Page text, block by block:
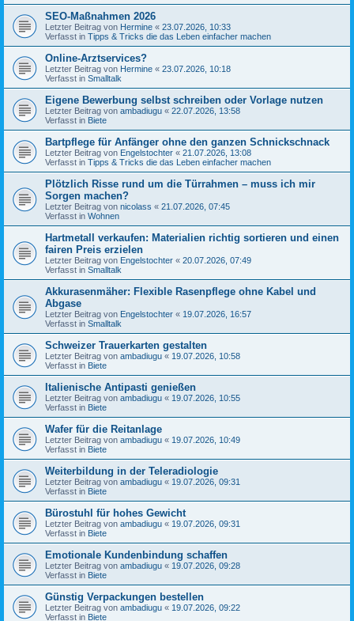
SEO-Maßnahmen 2026
Letzter Beitrag von Hermine « 23.07.2026, 10:33
Verfasst in Tipps & Tricks die das Leben einfacher machen
Online-Arztservices?
Letzter Beitrag von Hermine « 23.07.2026, 10:18
Verfasst in Smalltalk
Eigene Bewerbung selbst schreiben oder Vorlage nutzen
Letzter Beitrag von ambadiugu « 22.07.2026, 13:58
Verfasst in Biete
Bartpflege für Anfänger ohne den ganzen Schnickschnack
Letzter Beitrag von Engelstochter « 21.07.2026, 13:08
Verfasst in Tipps & Tricks die das Leben einfacher machen
Plötzlich Risse rund um die Türrahmen – muss ich mir
Sorgen machen?
Letzter Beitrag von nicolass « 21.07.2026, 07:45
Verfasst in Wohnen
Hartmetall verkaufen: Materialien richtig sortieren und einen
fairen Preis erzielen
Letzter Beitrag von Engelstochter « 20.07.2026, 07:49
Verfasst in Smalltalk
Akkurasenmäher: Flexible Rasenpflege ohne Kabel und
Abgase
Letzter Beitrag von Engelstochter « 19.07.2026, 16:57
Verfasst in Smalltalk
Schweizer Trauerkarten gestalten
Letzter Beitrag von ambadiugu « 19.07.2026, 10:58
Verfasst in Biete
Italienische Antipasti genießen
Letzter Beitrag von ambadiugu « 19.07.2026, 10:55
Verfasst in Biete
Wafer für die Reitanlage
Letzter Beitrag von ambadiugu « 19.07.2026, 10:49
Verfasst in Biete
Weiterbildung in der Teleradiologie
Letzter Beitrag von ambadiugu « 19.07.2026, 09:31
Verfasst in Biete
Bürostuhl für hohes Gewicht
Letzter Beitrag von ambadiugu « 19.07.2026, 09:31
Verfasst in Biete
Emotionale Kundenbindung schaffen
Letzter Beitrag von ambadiugu « 19.07.2026, 09:28
Verfasst in Biete
Günstig Verpackungen bestellen
Letzter Beitrag von ambadiugu « 19.07.2026, 09:22
Verfasst in Biete